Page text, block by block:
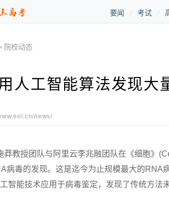
要闻 考试
院校动态
人工智能算法发现大
news/
授团队与阿里云李兆融团队在《细胞》
病毒的发现。这是迄今为止规模最大的RNA
智能技术应用于病毒鉴定，发现了传统方法